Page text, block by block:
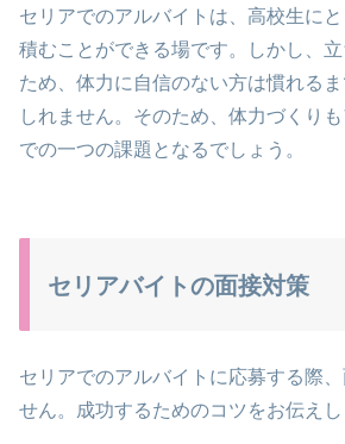
セリアでのアルバイトは、高校生に
積むことができる場です。しかし、
ため、体力に自信のない方は慣れる
しれません。そのため、体力づくり
での一つの課題となるでしょう。
セリアバイトの面接対策
セリアでのアルバイトに応募する際
せん。成功するためのコツをお伝えし